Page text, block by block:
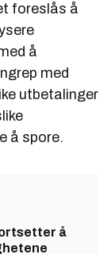
foreslås å
å
med
utbetalinger
å spore.
å